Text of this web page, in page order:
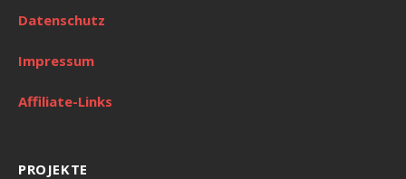
Datenschutz
Impressum
Affiliate-Links
PROJEKTE